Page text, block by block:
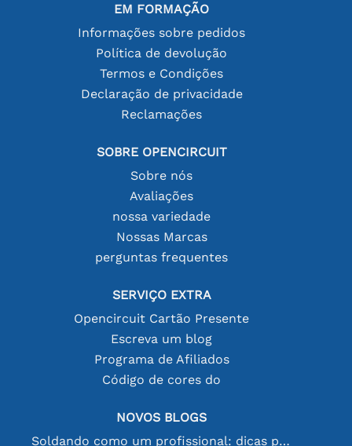
EM FORMAÇÃO
Informações sobre pedidos
Política de devolução
Termos e Condições
Declaração de privacidade
Reclamações
SOBRE OPENCIRCUIT
Sobre nós
Avaliações
nossa variedade
Nossas Marcas
perguntas frequentes
SERVIÇO EXTRA
Opencircuit Cartão Presente
Escreva um blog
Programa de Afiliados
Código de cores do
NOVOS BLOGS
Soldando como um profissional: dicas para conexões eletrônicas perfeitas